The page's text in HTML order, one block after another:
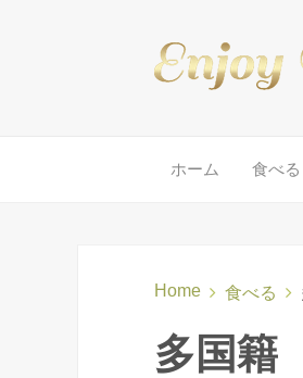
ホーム 食べる
Home 食べる
多国籍